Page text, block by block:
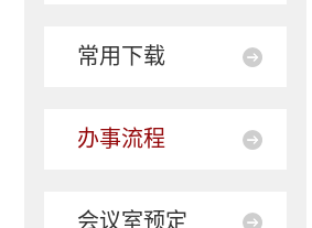
常用下载
办事流程
会议室预定